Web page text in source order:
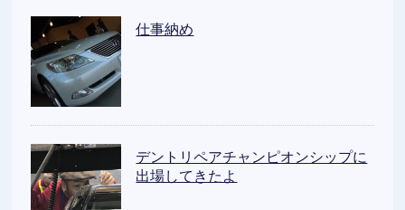
仕事納め
デントリペアチャンピオンシップに
出場してきたよ